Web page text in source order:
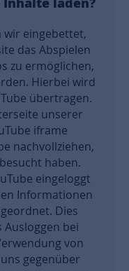
wir eingebettet,
das Abspielen
zu ermöglichen,
Hierbei wird
übertragen.
unserer
iframe
nachvollziehen,
haben.
eingeloggt
Informationen
Dies
bei
von
gegenüber